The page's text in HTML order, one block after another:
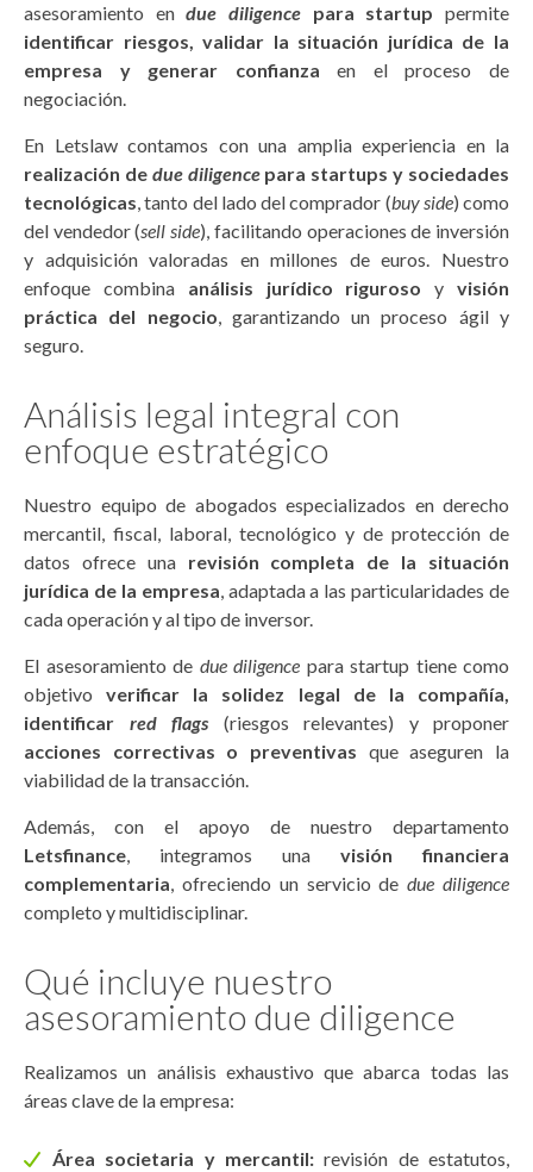
asesoramiento endue diligence para startuppermite
identificar riesgos, validar la situación jurídica de la
empresa y generar confianza en el proceso de
negociación.
En Letslaw contamos con una amplia experiencia en la
realización de due diligencepara startups y sociedades
tecnológicas, tanto del lado del comprador (buy side) como
del vendedor (sell side), facilitando operaciones de inversión
y adquisición valoradas en millones de euros. Nuestro
enfoque combina análisis jurídico riguroso yvisión
práctica del negocio, garantizando un proceso ágil y
seguro.
Análisis legal integral con
enfoque estratégico
Nuestro equipo de abogados especializados en derecho
mercantil, fiscal, laboral, tecnológico y de protección de
datos ofrece una revisión completa de la situación
jurídica de la empresa, adaptada a las particularidades de
cada operación y al tipo de inversor.
El asesoramiento de due diligence para startup tiene como
objetivoverificar la solidez legal de la compañía,
identificar red flags (riesgos relevantes) y proponer
acciones correctivas o preventivas que aseguren la
viabilidad de la transacción.
Además, con el apoyo de nuestro departamento
Letsfinance, integramos una visión financiera
complementaria, ofreciendo un servicio dedue diligence
completo y multidisciplinar.
Qué incluye nuestro
asesoramiento due diligence
Realizamos un análisis exhaustivo que abarca todas las
áreas clave de la empresa:
Área societaria y mercantil: revisión de estatutos,